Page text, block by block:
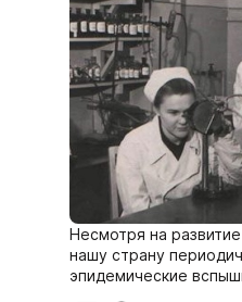
Несмотря на
нашу страну
эпидемические